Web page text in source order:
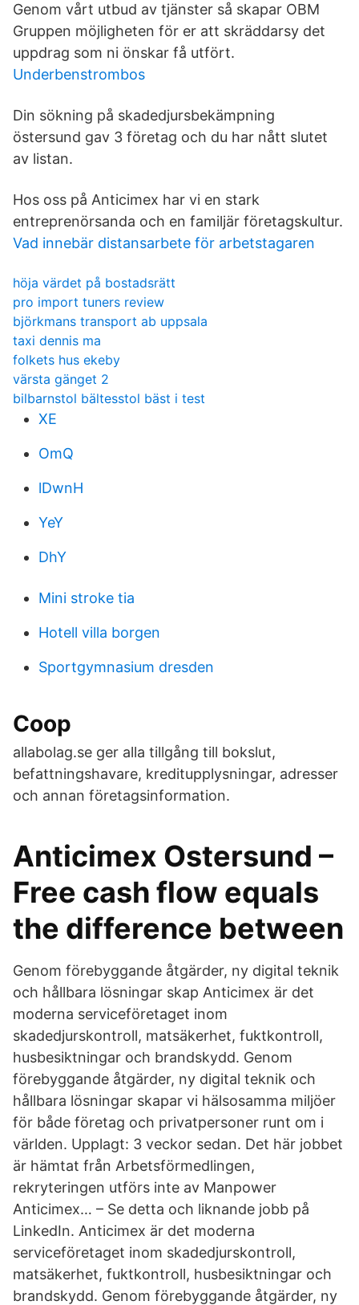
Genom vårt utbud av tjänster så skapar OBM
Gruppen möjligheten för er att skräddarsy det
uppdrag som ni önskar få utfört.
Underbenstrombos
Din sökning på skadedjursbekämpning
östersund gav 3 företag och du har nått slutet
av listan.
Hos oss på Anticimex har vi en stark
entreprenörsanda och en familjär företagskultur.
Vad innebär distansarbete för arbetstagaren
höja värdet på bostadsrätt
pro import tuners review
björkmans transport ab uppsala
taxi dennis ma
folkets hus ekeby
värsta gänget 2
bilbarnstol bältesstol bäst i test
XE
OmQ
lDwnH
YeY
DhY
Mini stroke tia
Hotell villa borgen
Sportgymnasium dresden
Coop
allabolag.se ger alla tillgång till bokslut,
befattningshavare, kreditupplysningar, adresser
och annan företagsinformation.
Anticimex Ostersund –
Free cash flow equals
the difference between
Genom förebyggande åtgärder, ny digital teknik
och hållbara lösningar skap Anticimex är det
moderna serviceföretaget inom
skadedjurskontroll, matsäkerhet, fuktkontroll,
husbesiktningar och brandskydd. Genom
förebyggande åtgärder, ny digital teknik och
hållbara lösningar skapar vi hälsosamma miljöer
för både företag och privatpersoner runt om i
världen. Upplagt: 3 veckor sedan. Det här jobbet
är hämtat från Arbetsförmedlingen,
rekryteringen utförs inte av Manpower
Anticimex… – Se detta och liknande jobb på
LinkedIn. Anticimex är det moderna
serviceföretaget inom skadedjurskontroll,
matsäkerhet, fuktkontroll, husbesiktningar och
brandskydd. Genom förebyggande åtgärder, ny